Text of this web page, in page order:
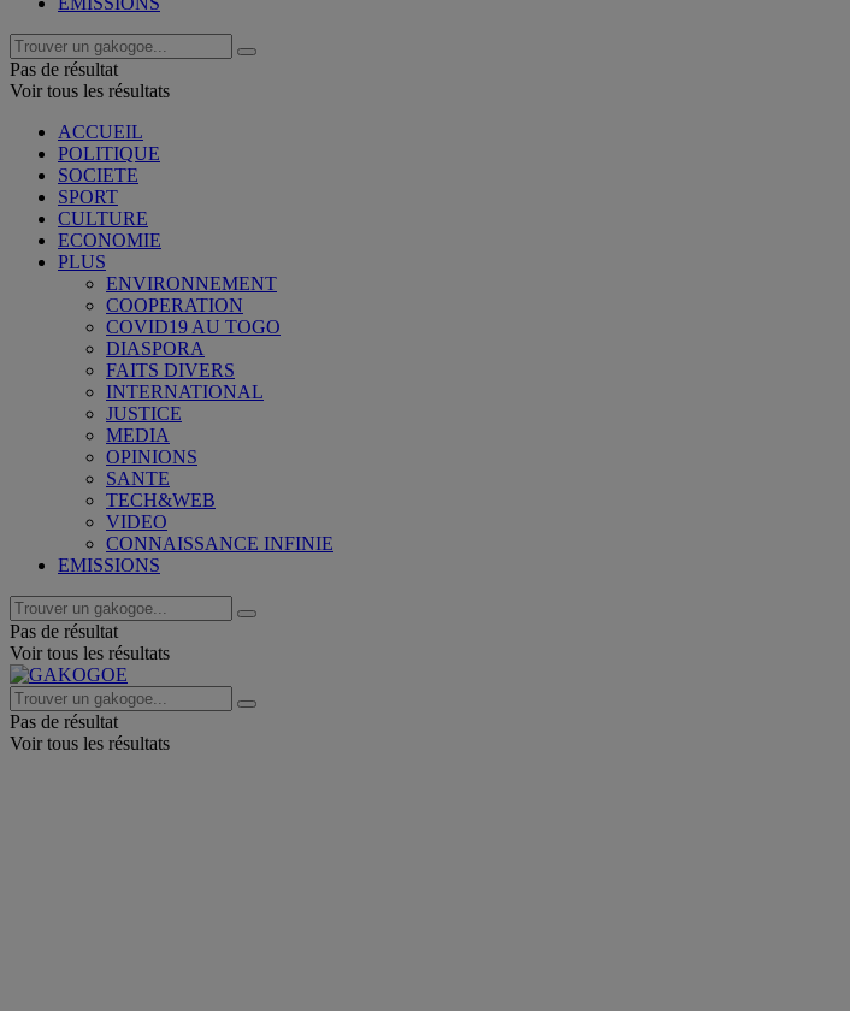
Pas de résultat
Voir tous les résultats
ACCUEIL
POLITIQUE
SOCIETE
SPORT
CULTURE
ECONOMIE
PLUS
ENVIRONNEMENT
COOPERATION
COVID19 AU TOGO
DIASPORA
FAITS DIVERS
INTERNATIONAL
JUSTICE
MEDIA
OPINIONS
SANTE
TECH&WEB
VIDEO
CONNAISSANCE INFINIE
EMISSIONS
Pas de résultat
Voir tous les résultats
Pas de résultat
Voir tous les résultats